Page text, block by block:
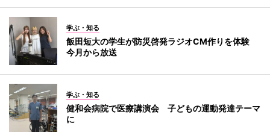
学ぶ・知る
飯田短大の学生が防災啓発ラジオCM作りを体験
今月から放送
学ぶ・知る
健和会病院で医療講演会 子どもの運動発達テーマ
に